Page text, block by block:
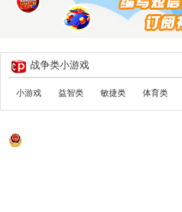
战争类小游戏
小游戏 益智类 敏捷类 体育类